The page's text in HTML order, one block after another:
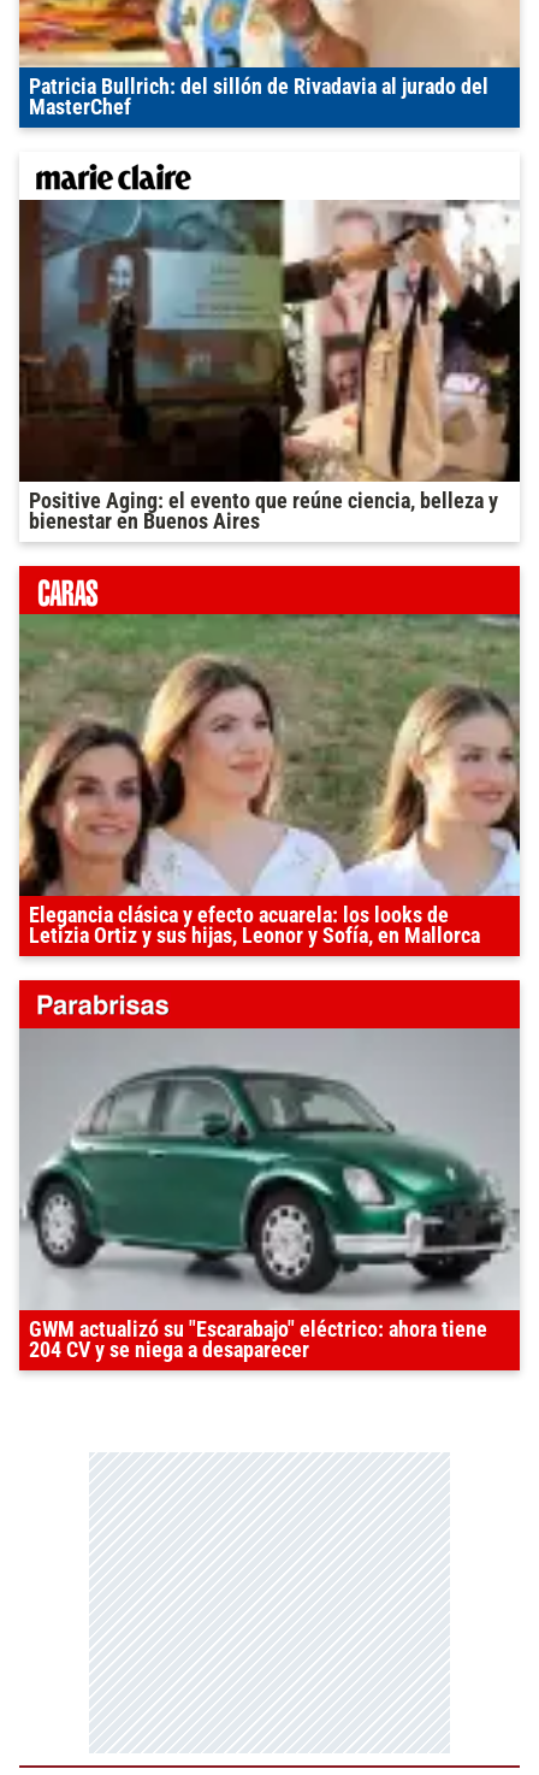
Patricia Bullrich: del sillón de Rivadavia al jurado del
MasterChef
Positive Aging: el evento que reúne ciencia, belleza y
bienestar en Buenos Aires
Elegancia clásica y efecto acuarela: los looks de
Letizia Ortiz y sus hijas, Leonor y Sofía, en Mallorca
GWM actualizó su "Escarabajo" eléctrico: ahora tiene
204 CV y se niega a desaparecer